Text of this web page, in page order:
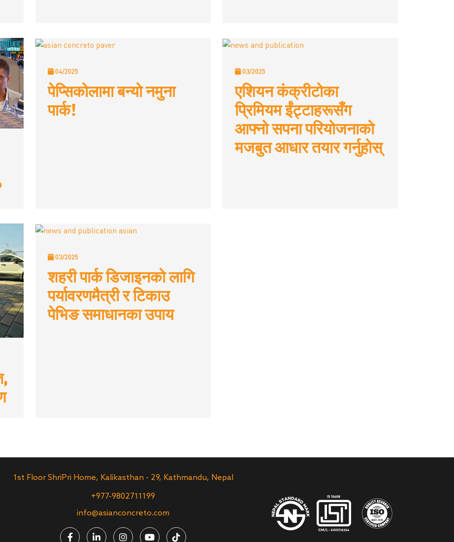
04/2025
पेप्सिकोलामा बन्यो नमुना
पार्क!
03/2025
एशियन कंक्रीटोका
प्रिमियम ईंट्टाहरूसँग
आफ्नो सपना परियोजनाको
मजबुत आधार तयार गर्नुहोस्
03/2025
शहरी पार्क डिजाइनको लागि
पर्यावरणमैत्री र टिकाउ
पेभिङ समाधानका उपाय
1st Floor ShriPri Home, Kalikasthan - 29, Kathmandu, Nepal
+977-9802711199
info@asianconcreto.com